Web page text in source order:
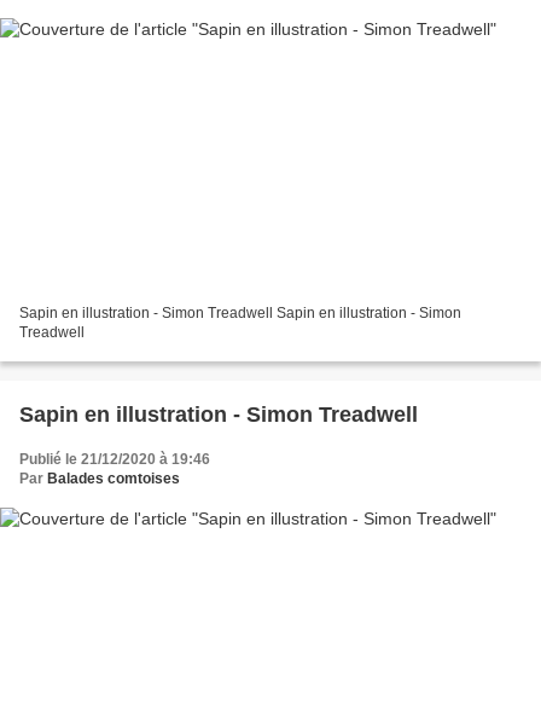
Sapin en illustration - Simon Treadwell Sapin en illustration - Simon
Treadwell
Sapin en illustration - Simon Treadwell
Publié le 21/12/2020 à 19:46
Par Balades comtoises